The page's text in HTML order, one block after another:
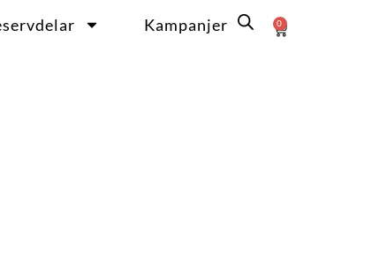
Kampanjer 0
Varukorg